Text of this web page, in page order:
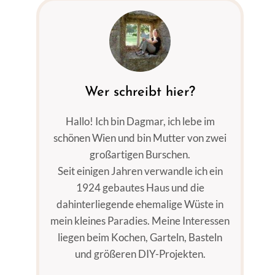
Wer schreibt hier?
Hallo! Ich bin Dagmar, ich lebe im
schönen Wien und bin Mutter von zwei
großartigen Burschen.
Seit einigen Jahren verwandle ich ein
1924 gebautes Haus und die
dahinterliegende ehemalige Wüste in
mein kleines Paradies. Meine Interessen
liegen beim Kochen, Garteln, Basteln
und größeren DIY-Projekten.